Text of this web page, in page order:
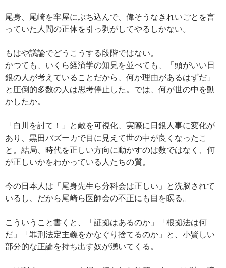
尾身、尾崎を牢屋にぶち込んで、偉そうなきれいごとを言
っていた人間の正体を引っ剥がしてやるしかない。
もはや議論でどうこうする段階ではない。
かつても、いくら経済学の知見を並べても、「頭がいい日
銀の人が考えていることだから、何か理由があるはずだ」
と圧倒的多数の人は思考停止した。では、何が世の中を動
かしたか。
「白川を討て！」と敵を可視化、実際に日銀人事に変化が
あり、黒田バズーカで目に見えて世の中が良くなったこ
と。結局、時代を正しい方向に動かすのは数ではなく、何
が正しいかをわかっている人たちの質。
今の日本人は「尾身先生ら分科会は正しい」と洗脳されて
いるし、だから尾崎ら医師会の不正にも目を瞑る。
こういうこと書くと、「証拠はあるのか」「根拠法は何
だ」「罪刑法定主義をかなぐり捨てるのか」と、小賢しい
部分的な正論を持ち出す奴が湧いてくる。